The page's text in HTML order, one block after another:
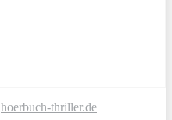
hoerbuch-thriller.de